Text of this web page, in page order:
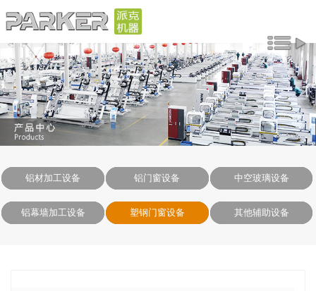
铝材加工设备 铝门窗设备 中空玻璃设备
铝幕墙加工设备 塑钢门窗设备 其他辅助设备